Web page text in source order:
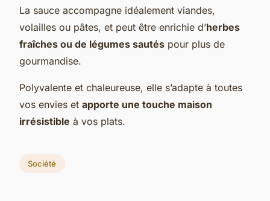
La sauce accompagne idéalement viandes,
volailles ou pâtes, et peut être enrichie d’herbes
fraîches ou de légumes sautés pour plus de
gourmandise.
Polyvalente et chaleureuse, elle s’adapte à toutes
vos envies et apporte une touche maison
irrésistible à vos plats.
Société